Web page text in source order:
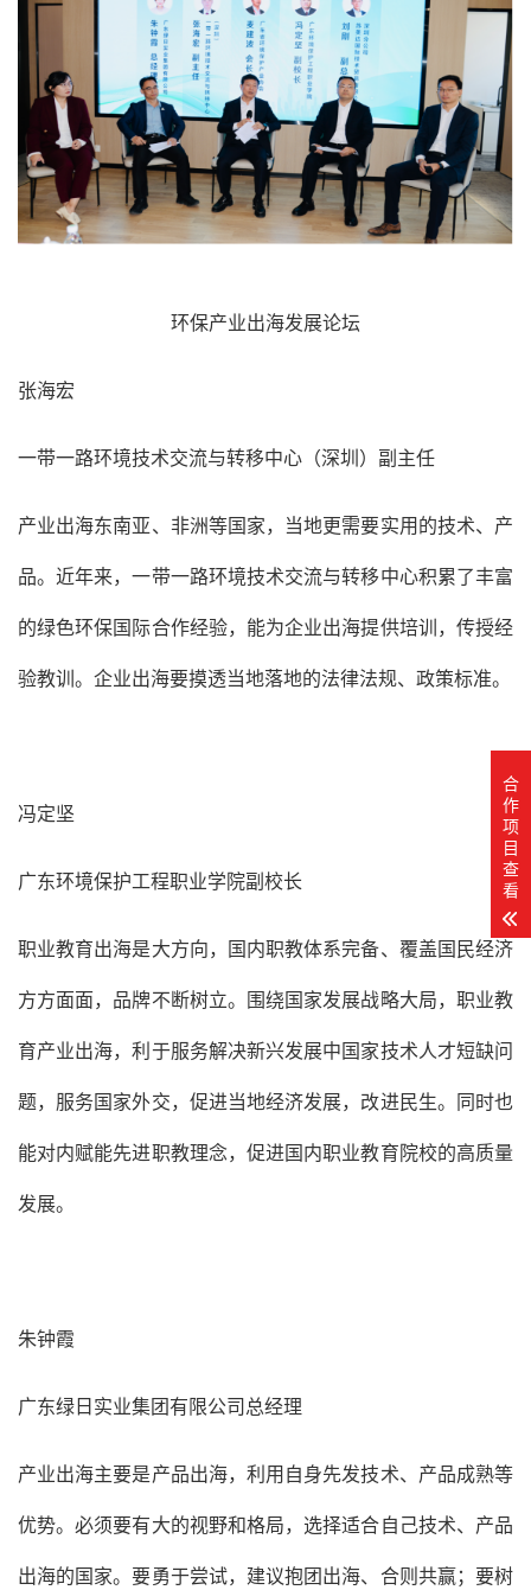
环保产业出海发展论坛
张海宏
一带一路环境技术交流与转移中心（深圳）副主任
产业出海东南亚、非洲等国家，当地更需要实用的技术、产
品。近年来，一带一路环境技术交流与转移中心积累了丰富
的绿色环保国际合作经验，能为企业出海提供培训，传授经
验教训。企业出海要摸透当地落地的法律法规、政策标准。
冯定坚
广东环境保护工程职业学院副校长
职业教育出海是大方向，国内职教体系完备、覆盖国民经济
方方面面，品牌不断树立。围绕国家发展战略大局，职业教
育产业出海，利于服务解决新兴发展中国家技术人才短缺问
题，服务国家外交，促进当地经济发展，改进民生。同时也
能对内赋能先进职教理念，促进国内职业教育院校的高质量
发展。
朱钟霞
广东绿日实业集团有限公司总经理
产业出海主要是产品出海，利用自身先发技术、产品成熟等
优势。必须要有大的视野和格局，选择适合自己技术、产品
出海的国家。要勇于尝试，建议抱团出海、合则共赢；要树
合
作
项
目
查
看